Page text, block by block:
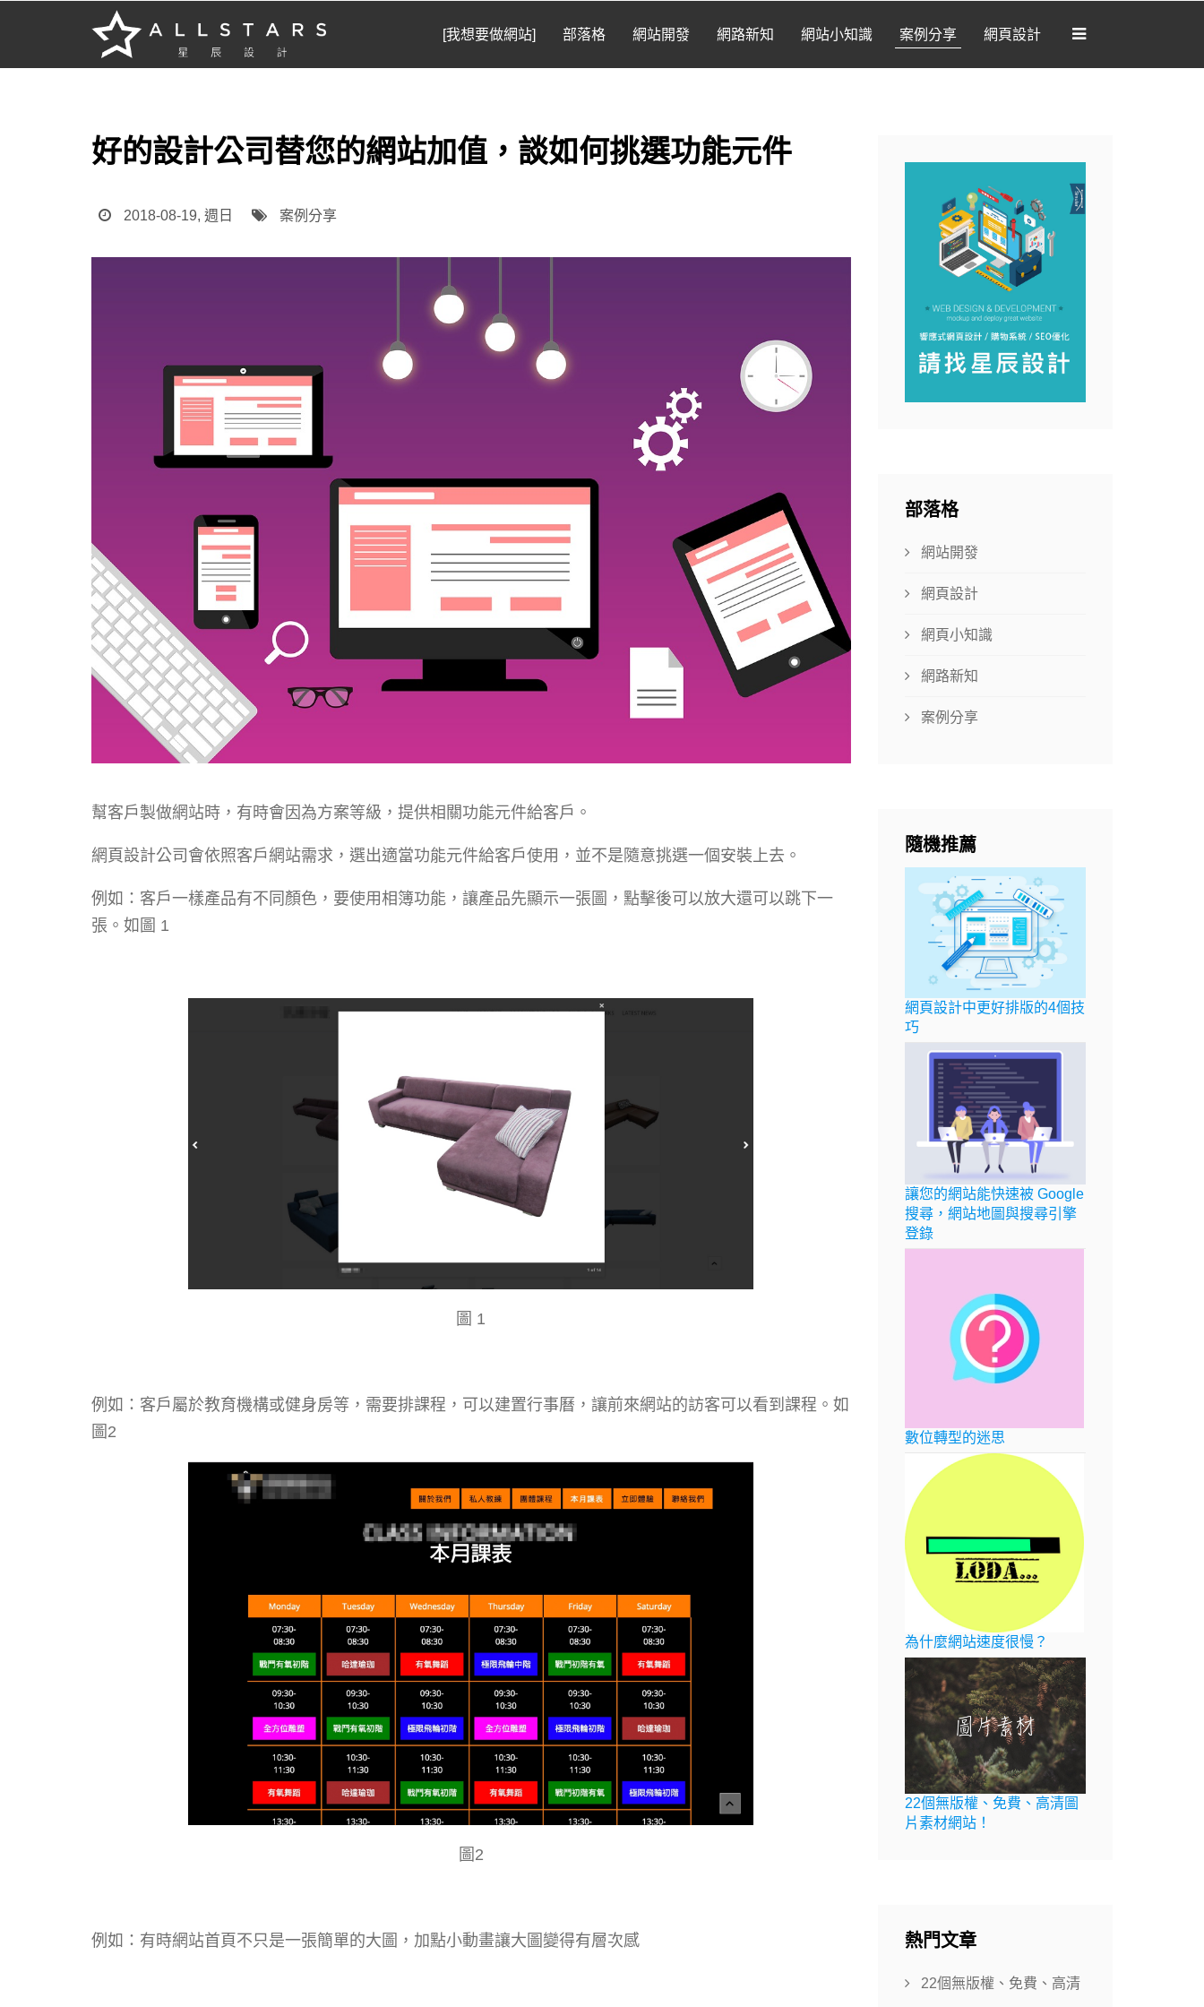
[我想要做網站] 部落格 網站開發 網路新知 網站小知識 案例分享 網頁設計
好的設計公司替您的網站加值，談如何挑選功能元件
2018-08-19, 週日 案例分享
幫客戶製做網站時，有時會因為方案等級，提供相關功能元件給客戶。
網頁設計公司會依照客戶網站需求，選出適當功能元件給客戶使用，並不是隨意挑選一個安裝上去。
例如：客戶一樣產品有不同顏色，要使用相簿功能，讓產品先顯示一張圖，點擊後可以放大還可以跳下一
張。如圖 1
圖 1
例如：客戶屬於教育機構或健身房等，需要排課程，可以建置行事曆，讓前來網站的訪客可以看到課程。如
圖2
圖2
例如：有時網站首頁不只是一張簡單的大圖，加點小動畫讓大圖變得有層次感
部落格
網站開發
網頁設計
網頁小知識
網路新知
案例分享
隨機推薦
網頁設計中更好排版的4個技
巧
讓您的網站能快速被 Google
搜尋，網站地圖與搜尋引擎
登錄
數位轉型的迷思
為什麼網站速度很慢？
22個無版權、免費、高清圖
片素材網站！
熱門文章
22個無版權、免費、高清
網站小知識
案例分享